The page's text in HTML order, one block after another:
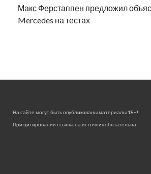
Макс Ферстаппен предложил
Mercedes на тестах
На сайте могут быть опубликованы материалы 18+!
При цитировании ссылка на источник обязательна.